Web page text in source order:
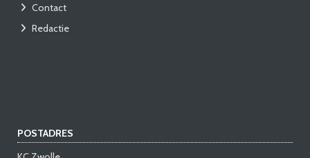
Contact
Redactie
POSTADRES